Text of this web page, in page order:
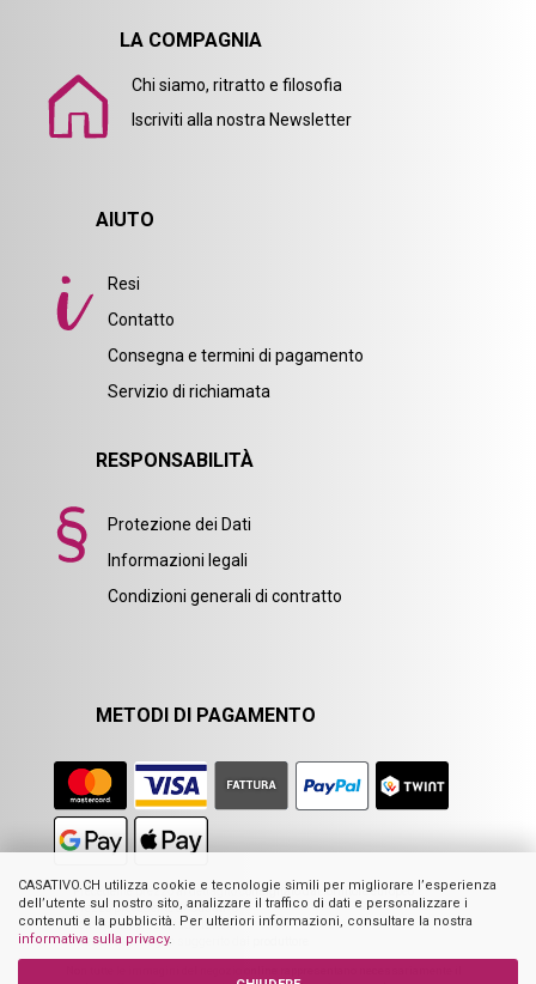
CASATIVO.CH utilizza cookie e tecnologie simili per migliorare l’esperienza
dell’utente sul nostro sito, analizzare il traffico di dati e personalizzare i
contenuti e la pubblicità. Per ulteriori informazioni, consultare la nostra
informativa sulla privacy.
LA COMPAGNIA
Chi siamo, ritratto e filosofia
Iscriviti alla nostra Newsletter
AIUTO
Resi
Contatto
Consegna e termini di pagamento
Servizio di richiamata
RESPONSABILITÀ
Protezione dei Dati
Informazioni legali
Condizioni generali di contratto
METODI DI PAGAMENTO
1 Precedente prezzo al dettaglio consigliato dal fornitore europeo
2Prezzo precedente di Casativo
3 Somma dei prezzi individuali
4Prezzo al dettaglio suggerito dal produttore